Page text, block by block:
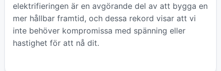
elektrifieringen är en avgörande del av att bygga en
mer hållbar framtid, och dessa rekord visar att vi
inte behöver kompromissa med spänning eller
hastighet för att nå dit.